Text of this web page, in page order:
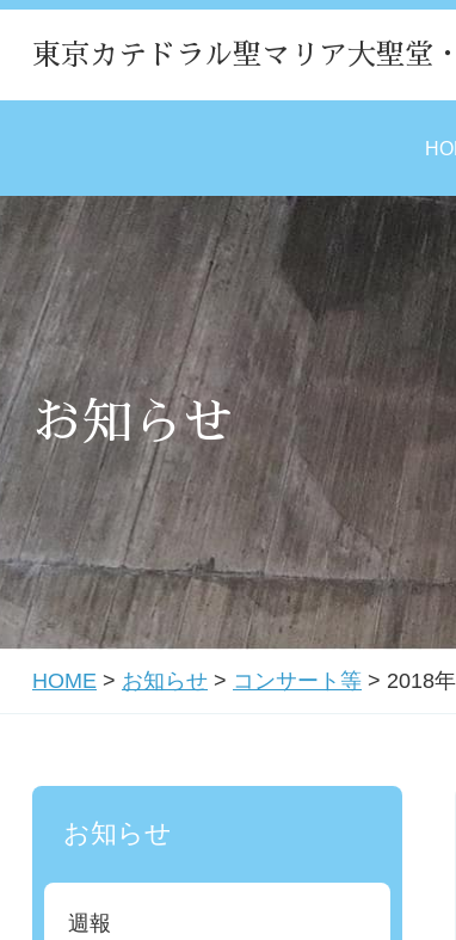
東京カテドラル聖マリア大聖堂
お知らせ
HOME > お知らせ > コンサート等 > 2018
お知らせ
週報